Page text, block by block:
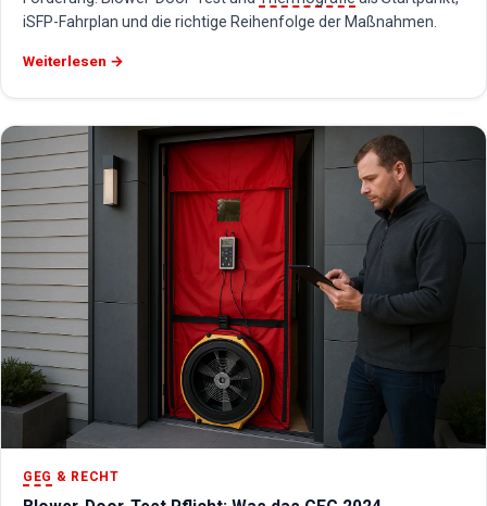
iSFP-Fahrplan und die richtige Reihenfolge der Maßnahmen.
Weiterlesen →
GEG & RECHT